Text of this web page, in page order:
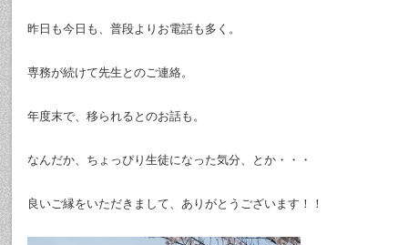
昨日も今日も、普段よりお電話も多く。
専務が続けて先生とのご連絡。
年度末で、移られるとのお話も。
なんだか、ちょっぴり生徒になった気分、とか・・・
良いご縁をいただきまして、ありがとうございます！！